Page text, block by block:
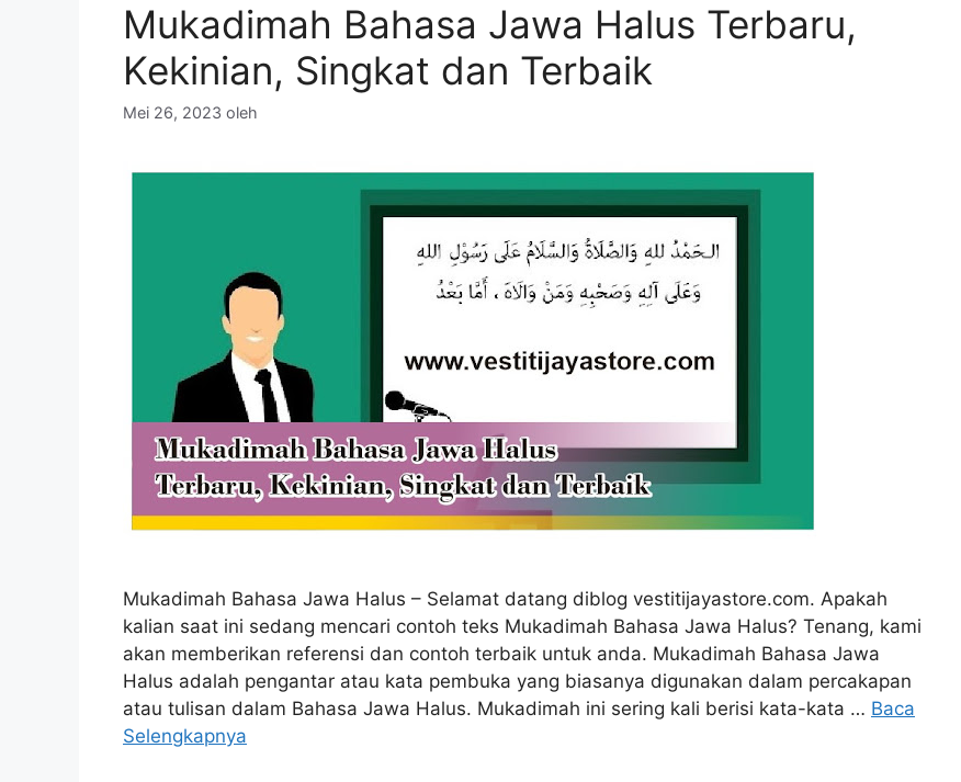
Mukadimah Bahasa Jawa Halus Terbaru,
Kekinian, Singkat dan Terbaik
Mei 26, 2023 oleh
Mukadimah Bahasa Jawa Halus – Selamat datang diblog vestitijayastore.com. Apakah
kalian saat ini sedang mencari contoh teks Mukadimah Bahasa Jawa Halus? Tenang, kami
akan memberikan referensi dan contoh terbaik untuk anda. Mukadimah Bahasa Jawa
Halus adalah pengantar atau kata pembuka yang biasanya digunakan dalam percakapan
atau tulisan dalam Bahasa Jawa Halus. Mukadimah ini sering kali berisi kata-kata … Baca
Selengkapnya